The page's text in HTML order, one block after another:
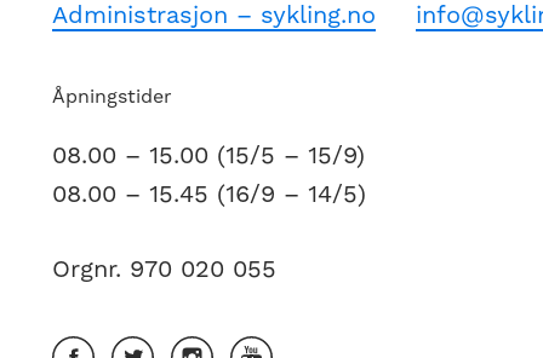
Administrasjon – sykling.no
Åpningstider
08.00 – 15.00 (15/5 – 15/9)
08.00 – 15.45 (16/9 – 14/5)
Orgnr. 970 020 055